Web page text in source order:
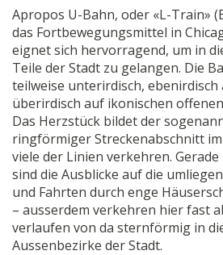
Apropos U-Bahn, oder «L-Train»
das Fortbewegungsmittel in
eignet sich hervorragend, um in
Teile der Stadt zu gelangen. Die
teilweise unterirdisch, ebenirdisch
überirdisch auf ikonischen
Das Herzstück bildet der
ringförmiger Streckenabschnitt
viele der Linien verkehren.
sind die Ausblicke auf die
und Fahrten durch enge
– ausserdem verkehren hier fast
verlaufen von da sternförmig in
Aussenbezirke der Stadt.